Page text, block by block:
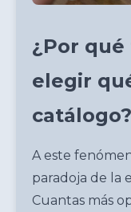
¿Por
elegir
catálogo?
A este
paradoja de la
Cuantas más